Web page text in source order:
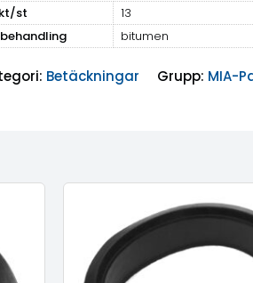
st
13
bitumen
Betäckningar Grupp: MIA-